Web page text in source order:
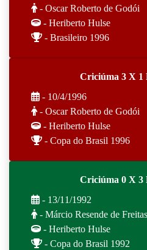
- Oscar Roberto de Godói
- Heriberto Hulse
- Brasileiro 1996
Criciúma 3 X 1
- 10/4/1996
- Oscar Roberto de Godói
- Heriberto Hulse
- Copa do Brasil 1996
Criciúma 0 X 3
- 13/11/1992
- Márcio Resende de Freitas
- Heriberto Hulse
- Copa do Brasil 1992